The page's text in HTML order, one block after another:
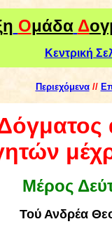
Ομάδα Δ
Κεντρική
Περιεχόμενα//
Μέρος
Τού Ανδρέα